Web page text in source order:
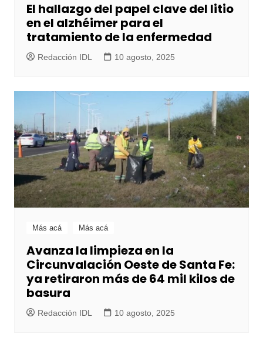
El hallazgo del papel clave del litio
en el alzhéimer para el
tratamiento de la enfermedad
Redacción IDL 10 agosto, 2025
Más acá Más acá
Avanza la limpieza en la
Circunvalación Oeste de Santa Fe:
ya retiraron más de 64 mil kilos de
basura
Redacción IDL 10 agosto, 2025